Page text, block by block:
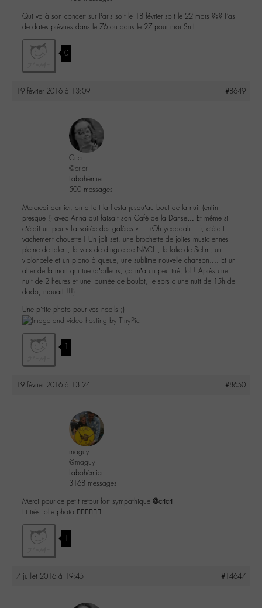
Qui va à son concert sur Paris soit le 18 février soit le 22 mars ??? Pas
de dates prévues dans le 76 ou dans le 27 pour moi Snif
0
19 février 2016 à 13:09 #8649
Cricri
@cricri
Labohémien
500 messages
Mercredi dernier, on a fait la fiesta jusqu’au bout de la nuit (enfin
presque !) avec Anna qui faisait son Café de la Danse… Et même si
c’était un peu « La soirée des galères »…. (Oh yeaaaah….), c’était
vachement chouette ! Un joli set, une brochette de jolies musiciennes
pleine de talent, la voix de dingue de NACH, le folie de Selim, un
violoncelle et un piano à queue, une sublime nouvelle chanson…. Et un
after de la mort qui tue (d’ailleurs, ça m’a un peu tué, lol ! Après une
nuit de 2 heures et une journée de boulot, je sors d’une nuit de 15h de
dodo, mouarf !!!)
Une p’tite photo pour vos noeils ;)
1
19 février 2016 à 13:24 #8650
maguy
@maguy
Labohémien
3168 messages
Merci pour ce petit retour fort sympathique @cricri
Et très jolie photo 👍🏼👍🏼👍🏼
1
7 juillet 2016 à 19:45 #14647